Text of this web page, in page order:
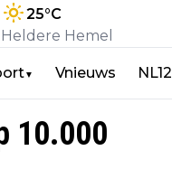
25°C
Heldere Hemel
▼ Vnieuws NL12
10.000